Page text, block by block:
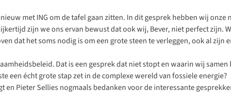
met ING om de tafel gaan zitten. In dit gesprek hebben wij
zijn we ons ervan bewust dat ook wij, Bever, niet perfect zijn.
dat het soms nodig is om een grote steen te verleggen, ook al zijn
Dat is een gesprek dat niet stopt en waarin wij
een écht grote stap zet in de complexe wereld van fossiele energie?
en Pieter Sellies nogmaals bedanken voor de interessante